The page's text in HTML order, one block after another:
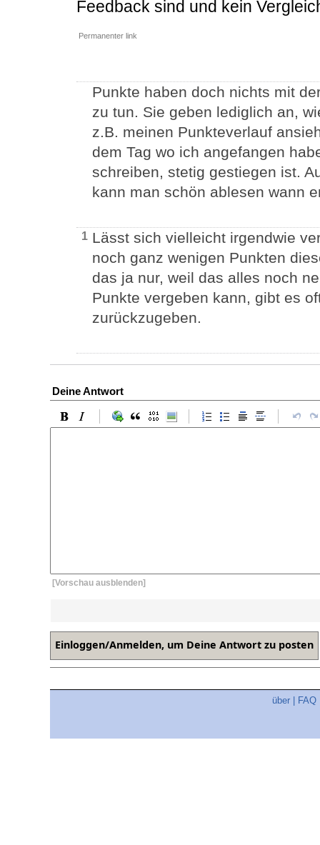
Feedback sind und kein
Permanenter link
Punkte haben doch nichts mit
zu tun. Sie geben lediglich an,
z.B. meinen Punkteverlauf
dem Tag wo ich angefangen
schreiben, stetig gestiegen ist.
kann man schön ablesen wann
1 Lässt sich vielleicht irgendwie
noch ganz wenigen Punkten
das ja nur, weil das alles noch
Punkte vergeben kann, gibt es
zurückzugeben.
Deine Antwort
[Vorschau ausblenden]
über FAQ